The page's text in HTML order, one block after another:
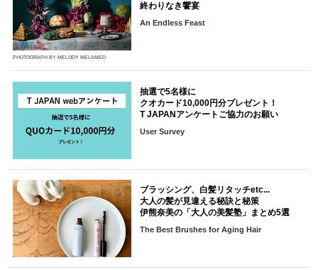
PHOTOGRAPH BY MELODY MELAMED
終わりなき饗宴
An Endless Feast
抽選で5名様に
クオカード10,000円分プレゼント！
T JAPANアンケートご協力のお願い
User Survey
ブラッシング、白髪リタッチetc...
大人の髪が見違える秘訣と秘策
伊熊奈美の「大人の美髪塾」まとめ5選
The Best Brushes for Aging Hair